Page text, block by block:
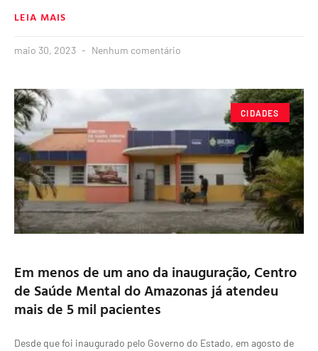
LEIA MAIS
maio 30, 2023 Nenhum comentário
CIDADES
Em menos de um ano da inauguração, Centro
de Saúde Mental do Amazonas já atendeu
mais de 5 mil pacientes
Desde que foi inaugurado pelo Governo do Estado, em agosto de